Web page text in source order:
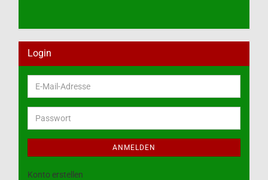
Login
E-
Mail-
Adresse
Passwort
ANMELDEN
Konto erstellen